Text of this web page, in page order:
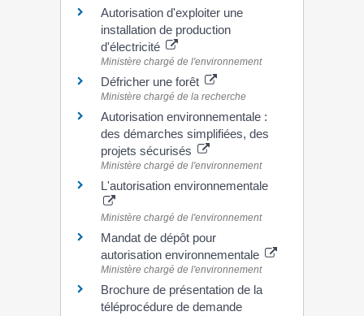
Autorisation d'exploiter une
installation de production
d'électricité
Ministère chargé de l'environnement
Défricher une forêt
Ministère chargé de la recherche
Autorisation environnementale :
des démarches simplifiées, des
projets sécurisés
Ministère chargé de l'environnement
L'autorisation environnementale
Ministère chargé de l'environnement
Mandat de dépôt pour
autorisation environnementale
Ministère chargé de l'environnement
Brochure de présentation de la
téléprocédure de demande